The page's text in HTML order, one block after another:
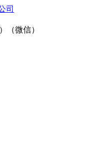
（微信）